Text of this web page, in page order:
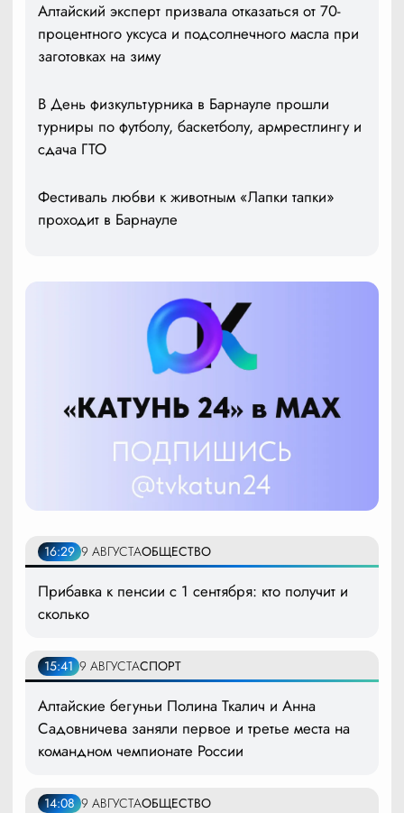
Алтайский эксперт призвала отказаться от 70-
процентного уксуса и подсолнечного масла при
заготовках на зиму
В День физкультурника в Барнауле прошли
турниры по футболу, баскетболу, армрестлингу и
сдача ГТО
Фестиваль любви к животным «Лапки тапки»
проходит в Барнауле
16:29 9 АВГУСТАОБЩЕСТВО
Прибавка к пенсии с 1 сентября: кто получит и
сколько
15:41 9 АВГУСТАСПОРТ
Алтайские бегуньи Полина Ткалич и Анна
Садовничева заняли первое и третье места на
командном чемпионате России
14:08 9 АВГУСТАОБЩЕСТВО